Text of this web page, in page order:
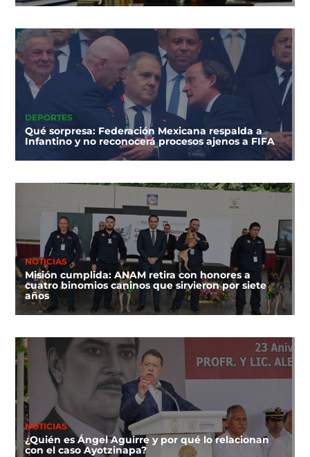
DEPORTES
Qué sorpresa: Federación Mexicana respalda a
Infantino y no reconocerá procesos ajenos a FIFA
NOTICIAS
Misión cumplida: ANAM retira con honores a
cuatro binomios caninos que sirvieron por siete
años
NOTICIAS
¿Quién es Ángel Aguirre y por qué lo relacionan
con el caso Ayotzinapa?